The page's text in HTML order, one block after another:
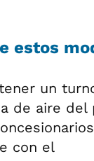
estos
un
de aire del
con el